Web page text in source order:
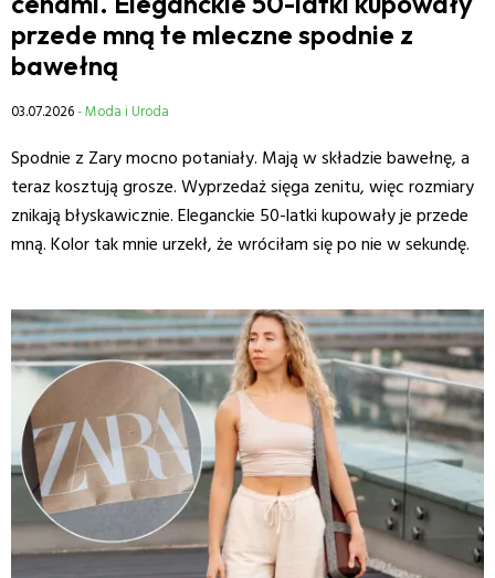
przede mną te mleczne spodnie z
bawełną
03.07.2026- Moda i Uroda
Spodnie z Zary mocno potaniały. Mają w składzie bawełnę, a
teraz kosztują grosze. Wyprzedaż sięga zenitu, więc rozmiary
znikają błyskawicznie. Eleganckie 50-latki kupowały je przede
mną. Kolor tak mnie urzekł, że wróciłam się po nie w sekundę.